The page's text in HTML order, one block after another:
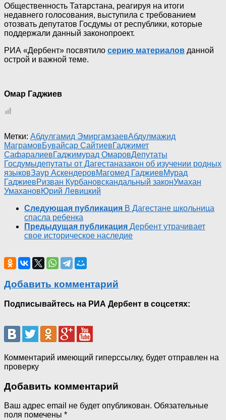
Общественность Татарстана, реагируя на итоги
недавнего голосования, выступила с требованием
отозвать депутатов Госдумы от республики, которые
поддержали данный законопроект.
РИА «Дербент» посвятило серию материалов данной
острой и важной теме.
Омар Гаджиев
Метки: Абдулгамид ЭмиргамзаевАбдулмажид
МаграмовБувайсар СайтиевГаджимет
СафаралиевГаджимурад ОмаровДепутаты
Госдумыдепутаты от Дагестаназакон об изучении родных
языковЗаур АскендеровМагомед ГаджиевМурад
ГаджиевРизван Курбановскандальный законУмахан
УмахановЮрий Левицкий
Следующая публикация В Дагестане школьница
спасла ребенка
Предыдущая публикация Дербент утрачивает
свое историческое наследие
Добавить комментарий
Подписывайтесь на РИА Дербент в соцсетях:
Комментарий имеющий гиперссылку, будет отправлен на
проверку
Добавить комментарий
Ваш адрес email не будет опубликован. Обязательные
поля помечены *